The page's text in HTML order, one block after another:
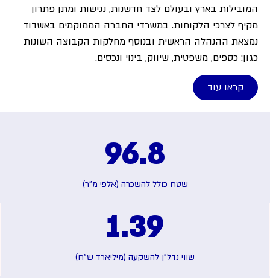
המובילות בארץ ובעולם לצד חדשנות, נגישות ומתן פתרון
מקיף לצרכי הלקוחות. במשרדי החברה הממוקמים באשדוד
נמצאת ההנהלה הראשית ובנוסף מחלקות הקבוצה השונות
כגון: כספים, משפטית, שיווק, בינוי ונכסים.
קראו עוד
שטח כולל להשכרה (אלפי מ"ר)
96.8
שווי נדל"ן להשקעה (מיליארד ש"ח)
1.39